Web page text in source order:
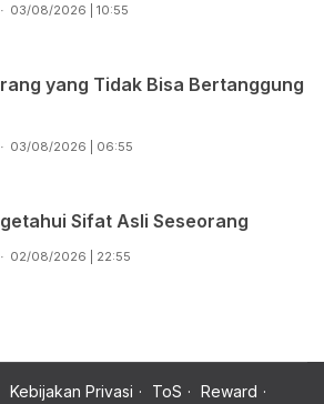
03/08/2026 | 10:55
yang Tidak Bisa Bertanggung
03/08/2026 | 06:55
Sifat Asli Seseorang
02/08/2026 | 22:55
Kebijakan Privasi ToS Reward